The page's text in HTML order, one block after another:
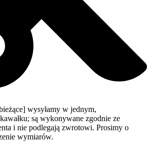
wysyłamy w jednym,
są wykonywane zgodnie ze
i nie podlegają zwrotowi. Prosimy o
wymiarów.